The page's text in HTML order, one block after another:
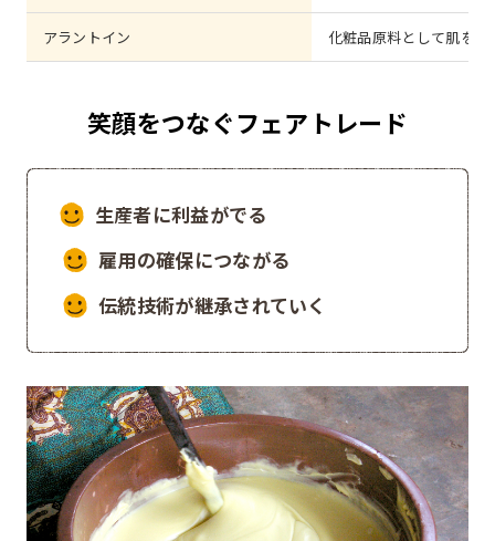
アラントイン 化粧品原料として肌を
笑顔をつなぐフェアトレード
生産者に利益がでる
雇用の確保につながる
伝統技術が継承されていく